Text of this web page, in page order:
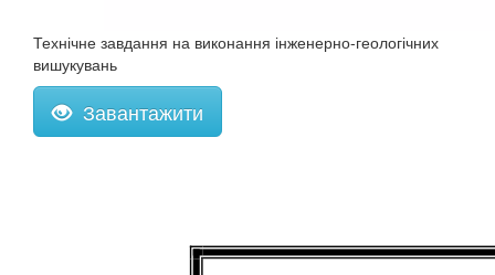
Технічне завдання на виконання інженерно-геологічних
вишукувань
Завантажити